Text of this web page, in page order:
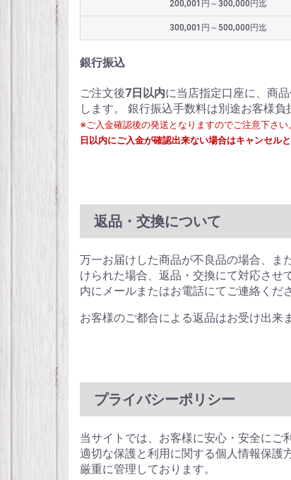
200,001円～300,000円迄
300,001円～500,000円迄
銀行振込
ご注文後7日以内に当店指定口座に、商
します。 銀行振込手数料は別途お客様負
※ご入金確認後の発送となりますのでご注意下さい
日以内にご入金が確認出来ない場合はキャンセルと
返品・交換について
万一お届けした商品が不良品の場合、ま
けられた場合、返品・交換にて対応させ
内にメールまたはお電話にてご連絡くだ
お客様のご都合による返品はお受け出来
プライバシーポリシー
当サイトでは、お客様に安心・安全にご
適切な保護と利用に関する個人情報保護
厳重に管理しております。